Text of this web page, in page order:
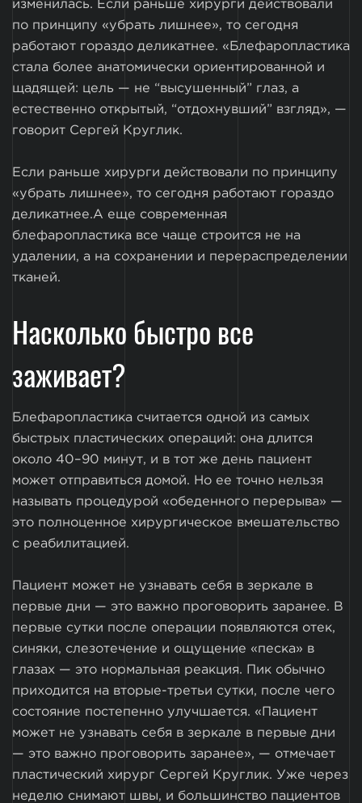
изменилась. Если раньше хирурги действовали
по принципу «убрать лишнее», то сегодня
работают гораздо деликатнее. «Блефаропластика
стала более анатомически ориентированной и
щадящей: цель — не “высушенный” глаз, а
естественно открытый, “отдохнувший” взгляд», —
говорит Сергей Круглик.
Если раньше хирурги действовали по принципу
«убрать лишнее», то сегодня работают гораздо
деликатнее.А еще современная
блефаропластика все чаще строится не на
удалении, а на сохранении и перераспределении
тканей.
Насколько быстро все
заживает?
Блефаропластика считается одной из самых
быстрых пластических операций: она длится
около 40–90 минут, и в тот же день пациент
может отправиться домой. Но ее точно нельзя
называть процедурой «обеденного перерыва» —
это полноценное хирургическое вмешательство
с реабилитацией.
Пациент может не узнавать себя в зеркале в
первые дни — это важно проговорить заранее. В
первые сутки после операции появляются отек,
синяки, слезотечение и ощущение «песка» в
глазах — это нормальная реакция. Пик обычно
приходится на вторые-третьи сутки, после чего
состояние постепенно улучшается. «Пациент
может не узнавать себя в зеркале в первые дни
— это важно проговорить заранее», — отмечает
пластический хирург Сергей Круглик. Уже через
неделю снимают швы, и большинство пациентов